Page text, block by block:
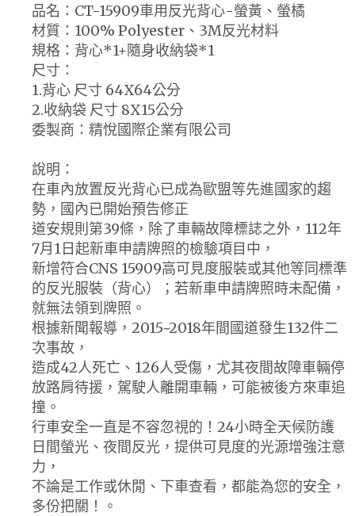
品名：CT-15909車用反光背心-螢黃、螢橘
材質：100% Polyester、3M反光材料
規格：背心*1+隨身收納袋*1
尺寸：
1.背心 尺寸 64X64公分
2.收納袋 尺寸 8X15公分
委製商：精悅國際企業有限公司
說明：
在車內放置反光背心已成為歐盟等先進國家的趨
勢，國內已開始預告修正
道安規則第39條，除了車輛故障標誌之外，112年
7月1日起新車申請牌照的檢驗項目中，
新增符合CNS 15909高可見度服裝或其他等同標準
的反光服裝（背心）；若新車申請牌照時未配備，
就無法領到牌照。
根據新聞報導，2015~2018年間國道發生132件二
次事故，
造成42人死亡、126人受傷，尤其夜間故障車輛停
放路肩待援，駕駛人離開車輛，可能被後方來車追
撞。
行車安全一直是不容忽視的！24小時全天候防護
日間螢光、夜間反光，提供可見度的光源增強注意
力，
不論是工作或休閒、下車查看，都能為您的安全，
多份把關！。